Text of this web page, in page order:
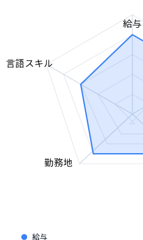
給与
勤務地
言語スキル
給与